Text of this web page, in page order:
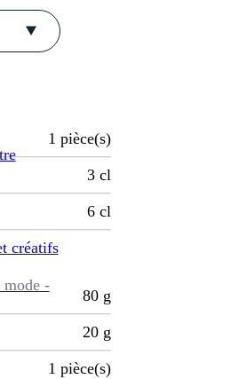
créatifs
-
1 pièce(s)
3 cl
6 cl
80 g
20 g
1 pièce(s)